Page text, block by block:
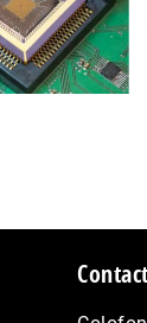
Contact